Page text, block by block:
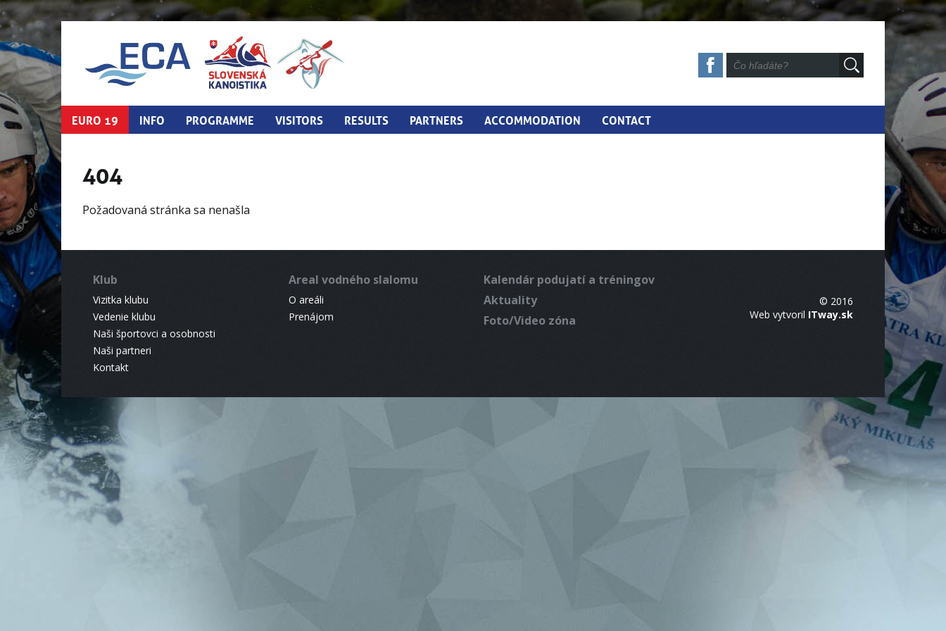
EURO 19 INFO PROGRAMME VISITORS RESULTS PARTNERS ACCOMMODATION CONTACT
404
Požadovaná stránka sa nenašla
Klub
Vizitka klubu
Vedenie klubu
Naši športovci a osobnosti
Naši partneri
Kontakt
Areal vodného slalomu
O areáli
Prenájom
Kalendár podujatí a tréningov
Aktuality
Foto/Video zóna
© 2016
Web vytvoril ITway.sk